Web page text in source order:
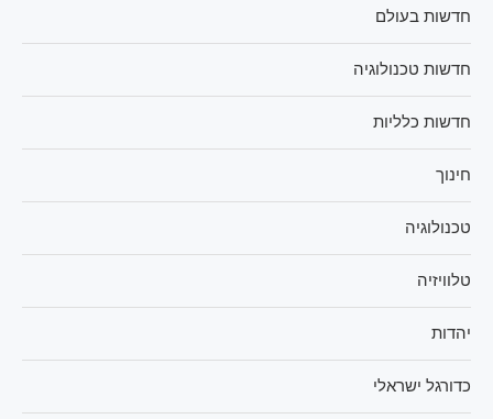
חדשות בעולם
חדשות טכנולוגיה
חדשות כלליות
חינוך
טכנולוגיה
טלוויזיה
יהדות
כדורגל ישראלי